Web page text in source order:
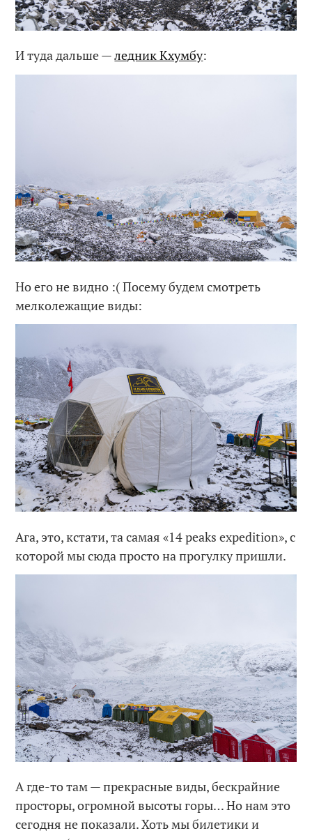
И туда дальше —ледник Кхумбу:
Но его не видно :( Посему будем смотреть
мелколежащие виды:
Ага, это, кстати, та самая «14 peaks expedition», с
которой мы сюда просто на прогулку пришли.
А где-то там — прекрасные виды, бескрайние
просторы, огромной высоты горы… Но нам это
сегодня не показали. Хоть мы билетики и